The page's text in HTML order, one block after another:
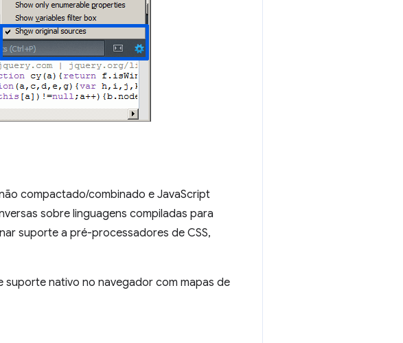
compactado/combinado e JavaScript
sobre linguagens compiladas para
suporte a pré-processadores de CSS,
suporte nativo no navegador com mapas de